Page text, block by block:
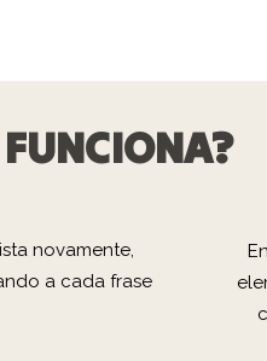
novamente,
a cada frase